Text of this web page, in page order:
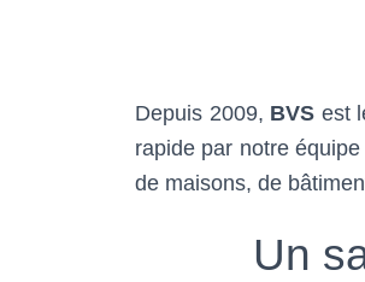
Depuis 2009, BVS est
rapide par notre
de maisons, de
Un